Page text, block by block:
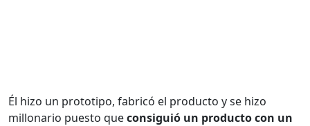
Él hizo un prototipo, fabricó el producto y se hizo
millonario puesto queconsiguió un producto con un